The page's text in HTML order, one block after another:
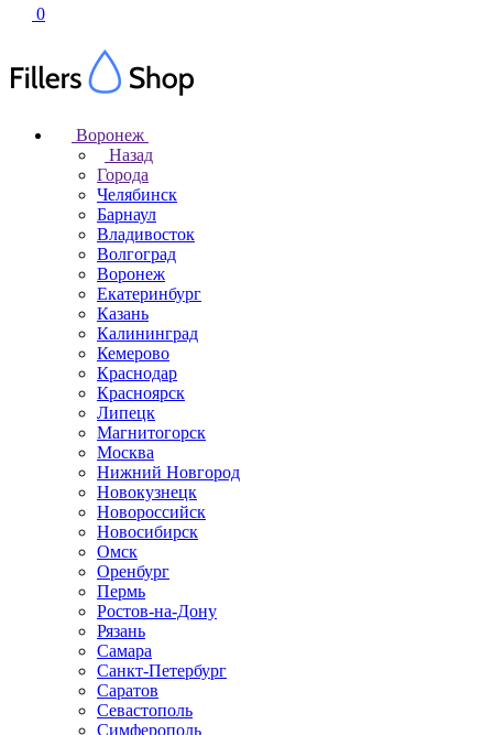
0
Воронеж
Назад
Города
Челябинск
Барнаул
Владивосток
Волгоград
Воронеж
Екатеринбург
Казань
Калининград
Кемерово
Краснодар
Красноярск
Липецк
Магнитогорск
Москва
Нижний Новгород
Новокузнецк
Новороссийск
Новосибирск
Омск
Оренбург
Пермь
Ростов-на-Дону
Рязань
Самара
Санкт-Петербург
Саратов
Севастополь
Симферополь